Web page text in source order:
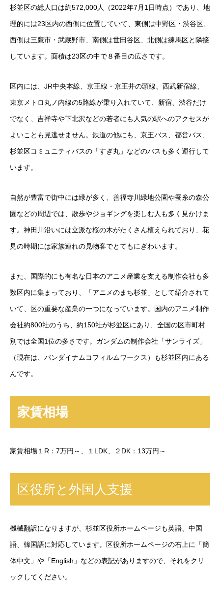
杉並区の総人口は約572,000人（2022年7月1日時点）であり、地
理的には23区内の西側に位置していて、東側は中野区・渋谷区、
西側は三鷹市・武蔵野市、南側は世田谷区、北側は練馬区と隣接
しています。面積は23区の中で８番目の広さです。
区内には、JR中央本線、京王線・京王井の頭線、西武新宿線、
東京メトロ丸ノ内線の5路線が乗り入れていて、新宿、渋谷だけ
でなく、吉祥寺や下北沢などの若者にも人気の駅へのアクセスが
よいことも見逃せません。鉄道の他にも、京王バス、都営バス、
杉並区コミュニティバスの「すぎ丸」などのバスも多く運行して
います。
自然が豊富で街中には緑が多く、善福寺川緑地公園や蚕糸の森公
園などの周辺では、散歩やジョギングを楽しむ人も多く見かけま
す。神田川沿いには立派な桜の木がたくさん植えられており、花
見の時期には家族連れの見物客でとてもにぎわいます。
また、国際的にも有名な日本のアニメ産業を支える制作会社も多
数区内に集まっており、「アニメのまち杉並」として紹介されて
いて、区の重要な産業の一つになっています。国内のアニメ制作
会社約800社のうち、約150社が杉並区にあり、全国の区市町村
別では全国1位の多さです。ガンダムの制作会社「サンライズ」
（現在は、バンダイナムコフィルムワークス）も杉並区内にある
んです。
家賃相場
家賃相場１R：7万円～、１LDK、２DK：13万円～
区役所と外国人支援
機械翻訳になりますが、杉並区役所ホームページも英語、中国
語、韓国語に対応しています。区役所ホームページの右上に「簡
体中文」や「English」などの表記がありますので、それをクリ
ックしてください。